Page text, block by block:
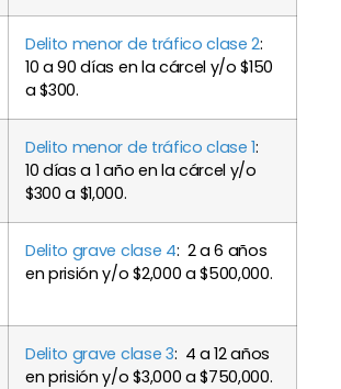
Delito menor de tráfico clase 2:
10 a 90 días en la cárcel y/o $150
a $300.
Delito menor de tráfico clase 1:
10 días a 1 año en la cárcel y/o
$300 a $1,000.
Delito grave clase 4: 2 a 6 años
en prisión y/o $2,000 a $500,000.
Delito grave clase 3: 4 a 12 años
en prisión y/o $3,000 a $750,000.